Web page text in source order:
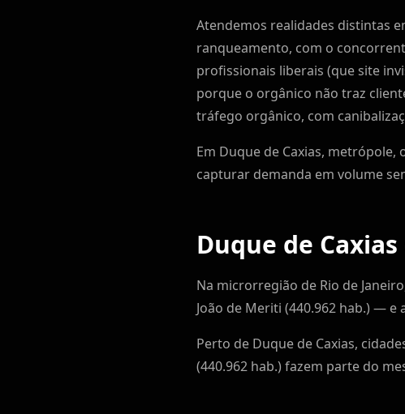
Atendemos realidades distintas
ranqueamento, com o
profissionais liberais (que site
porque o orgânico não traz
tráfego orgânico, com
Em Duque de Caxias,
capturar demanda em volume
Duque de
Na microrregião de Rio de
João de Meriti (440.962 hab.) —
Perto de Duque de Caxias,
(440.962 hab.) fazem parte do